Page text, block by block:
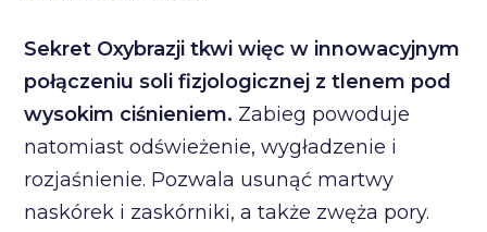
Sekret Oxybrazji tkwi więc w innowacyjnym
połączeniu soli fizjologicznej z tlenem pod
wysokim ciśnieniem. Zabieg powoduje
natomiast odświeżenie, wygładzenie i
rozjaśnienie. Pozwala usunąć martwy
naskórek i zaskórniki, a także zwęża pory.